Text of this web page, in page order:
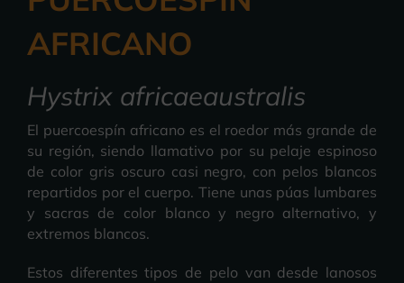
AFRICANO
Hystrix africaeaustralis
El puercoespín africano es el roedor más grande de
su región, siendo llamativo por su pelaje espinoso
de color gris oscuro casi negro, con pelos blancos
repartidos por el cuerpo. Tiene unas púas lumbares
y sacras de color blanco y negro alternativo, y
extremos blancos.
Estos diferentes tipos de pelo van desde lanosos